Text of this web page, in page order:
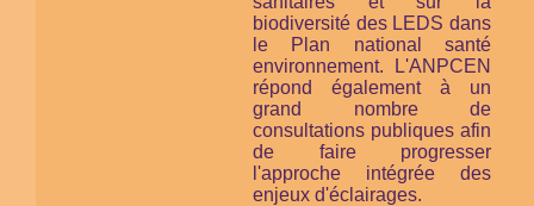
biodiversité des LEDS dans
le Plan national santé
environnement. L'ANPCEN
répond également à un
grand nombre de
consultations publiques afin
de faire progresser
l'approche intégrée des
enjeux d'éclairages.